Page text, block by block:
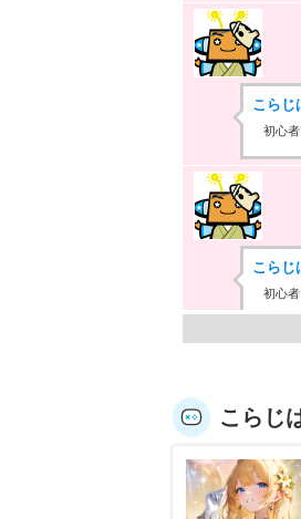
こらじ
初心
こらじ
初心
こらじ
こらじ